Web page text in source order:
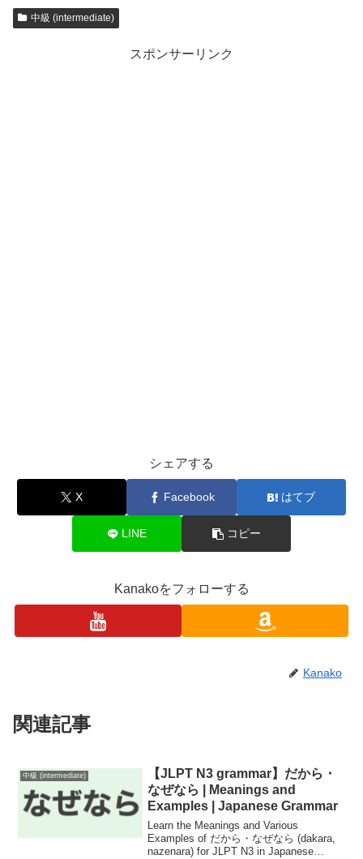
中級 (intermediate)
スポンサーリンク
シェアする
X Facebook はてブ
LINE コピー
Kanakoをフォローする
Kanako
関連記事
中級 (intermediate)
【JLPT N3 grammar】だから・
なぜなら | Meanings and
Examples | Japanese Grammar
Learn the Meanings and Various
Examples of だから・なぜなら (dakara,
nazenara) for JLPT N3 in Japanese